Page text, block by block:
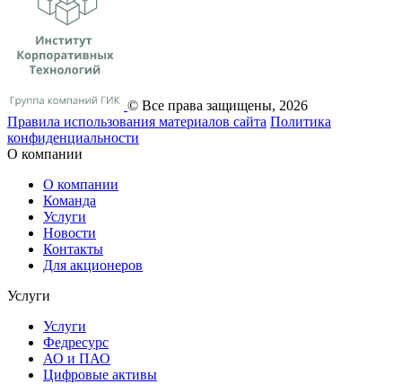
© Все права защищены, 2026
Правила использования материалов сайта Политика
конфиденциальности
О компании
О компании
Команда
Услуги
Новости
Контакты
Для акционеров
Услуги
Услуги
Федресурс
АО и ПАО
Цифровые активы